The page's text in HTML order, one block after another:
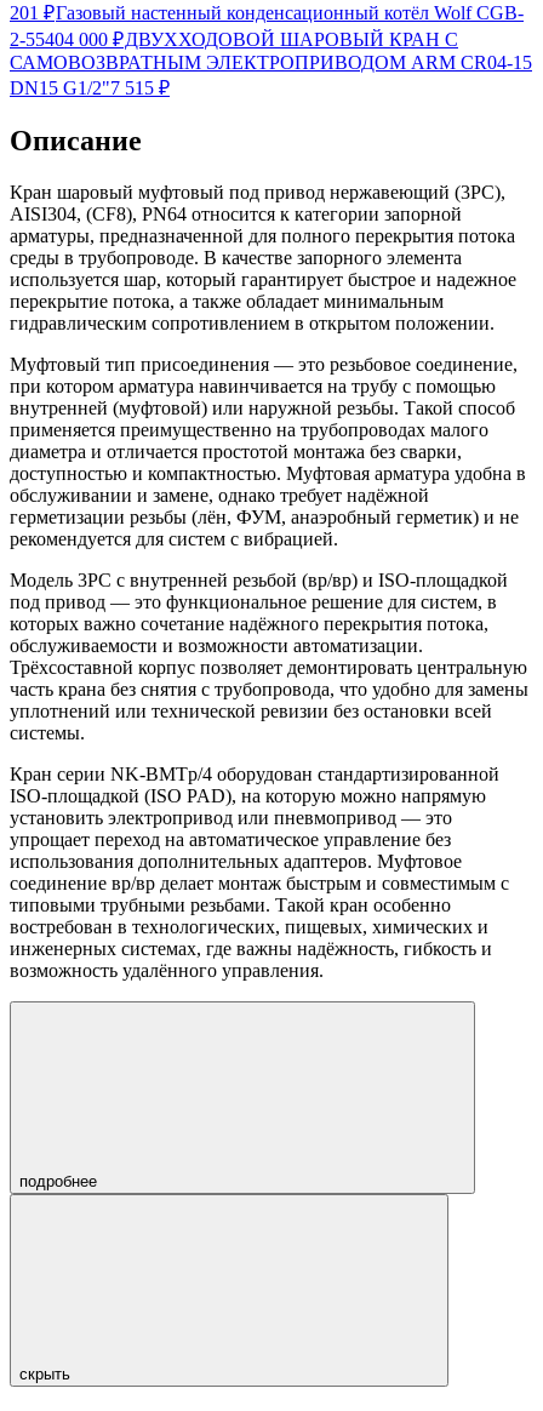
201 ₽Газовый настенный конденсационный котёл Wolf CGB-
2-55404 000 ₽ДВУХХОДОВОЙ ШАРОВЫЙ КРАН С
САМОВОЗВРАТНЫМ ЭЛЕКТРОПРИВОДОМ ARM CR04-15
DN15 G1/2"7 515 ₽
Описание
Кран шаровый муфтовый под привод нержавеющий (3PC),
AISI304, (CF8), PN64 относится к категории запорной
арматуры, предназначенной для полного перекрытия потока
среды в трубопроводе. В качестве запорного элемента
используется шар, который гарантирует быстрое и надежное
перекрытие потока, а также обладает минимальным
гидравлическим сопротивлением в открытом положении.
Муфтовый тип присоединения — это резьбовое соединение,
при котором арматура навинчивается на трубу с помощью
внутренней (муфтовой) или наружной резьбы. Такой способ
применяется преимущественно на трубопроводах малого
диаметра и отличается простотой монтажа без сварки,
доступностью и компактностью. Муфтовая арматура удобна в
обслуживании и замене, однако требует надёжной
герметизации резьбы (лён, ФУМ, анаэробный герметик) и не
рекомендуется для систем с вибрацией.
Модель 3PC с внутренней резьбой (вр/вр) и ISO-площадкой
под привод — это функциональное решение для систем, в
которых важно сочетание надёжного перекрытия потока,
обслуживаемости и возможности автоматизации.
Трёхсоставной корпус позволяет демонтировать центральную
часть крана без снятия с трубопровода, что удобно для замены
уплотнений или технической ревизии без остановки всей
системы.
Кран серии NK-BMTp/4 оборудован стандартизированной
ISO-площадкой (ISO PAD), на которую можно напрямую
установить электропривод или пневмопривод — это
упрощает переход на автоматическое управление без
использования дополнительных адаптеров. Муфтовое
соединение вр/вр делает монтаж быстрым и совместимым с
типовыми трубными резьбами. Такой кран особенно
востребован в технологических, пищевых, химических и
инженерных системах, где важны надёжность, гибкость и
возможность удалённого управления.
подробнее
скрыть